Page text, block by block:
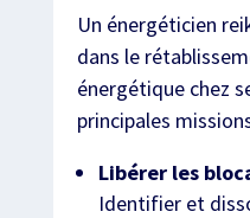
Un énergéticien
dans le
énergétique chez
principales
Libérer les
Identifier et